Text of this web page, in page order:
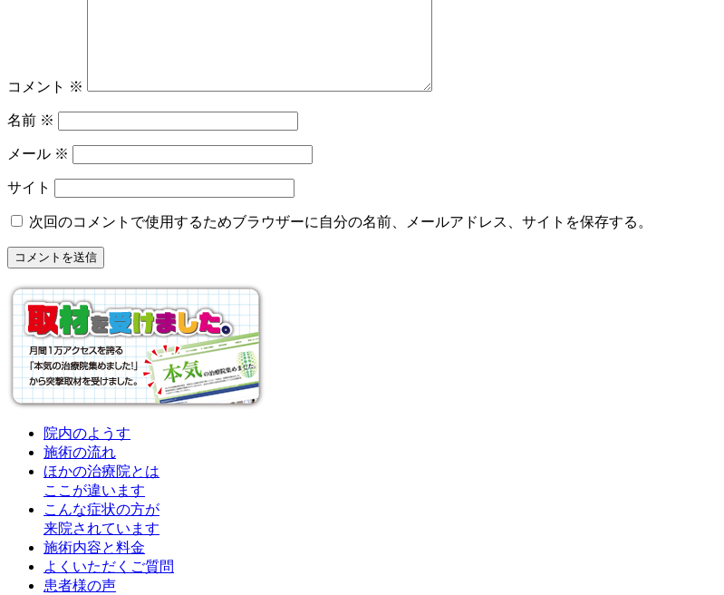
コメント ※
名前 ※
メール ※
サイト
次回のコメントで使用するためブラウザーに自分の名前、メールアドレス、サイトを保存する。
院内のようす
施術の流れ
ほかの治療院とは
ここが違います
こんな症状の方が
来院されています
施術内容と料金
よくいただくご質問
患者様の声